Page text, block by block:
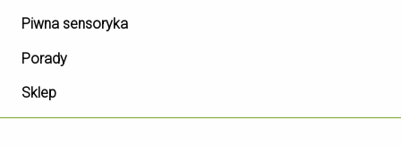
Piwna sensoryka
Porady
Sklep